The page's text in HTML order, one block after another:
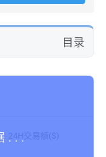
目录
24H交易额($)